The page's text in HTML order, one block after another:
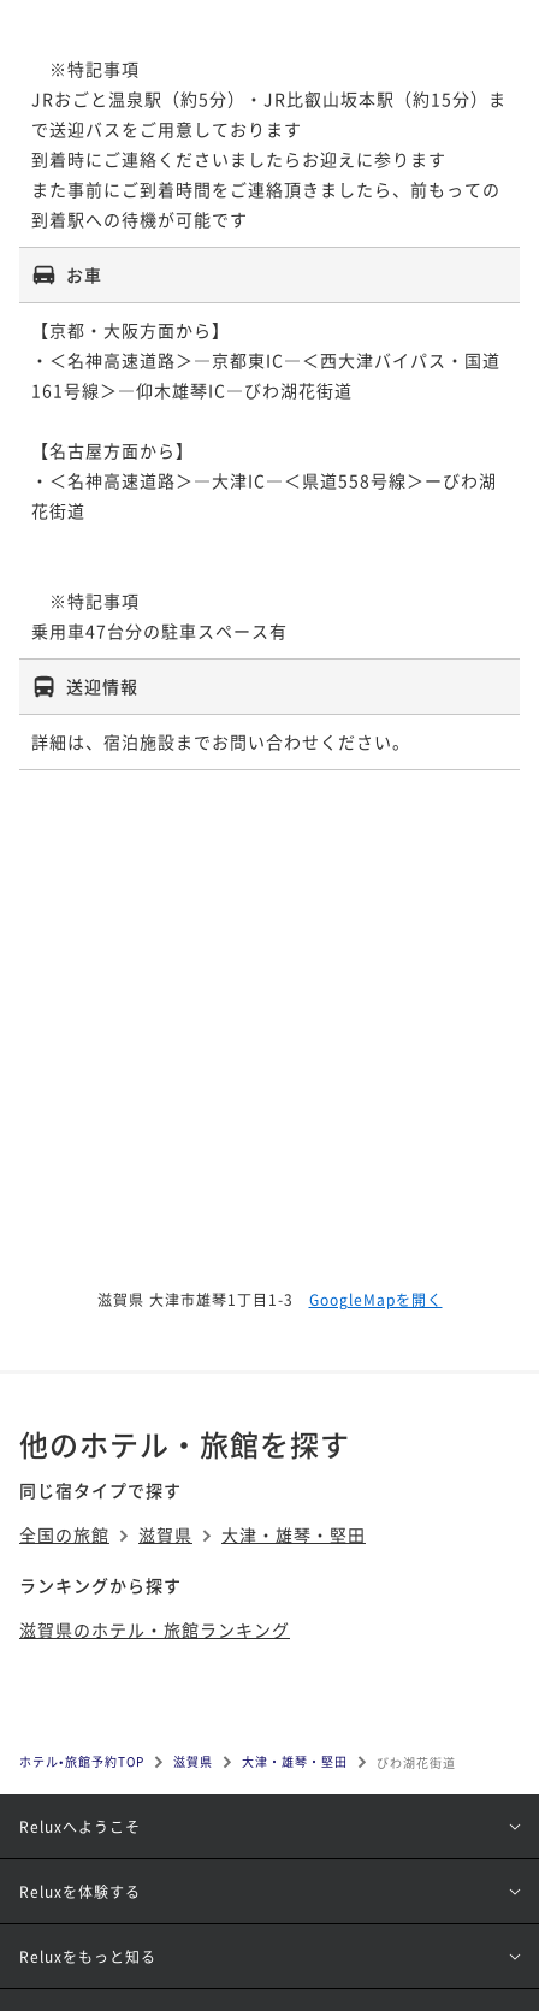
※特記事項
JRおごと温泉駅（約5分）・JR比叡山坂本駅（約15分）ま
で送迎バスをご用意しております
到着時にご連絡くださいましたらお迎えに参ります
また事前にご到着時間をご連絡頂きましたら、前もっての
到着駅への待機が可能です
お車
【京都・大阪方面から】
・＜名神高速道路＞―京都東IC―＜西大津バイパス・国道
161号線＞―仰木雄琴IC―びわ湖花街道
【名古屋方面から】
・＜名神高速道路＞―大津IC―＜県道558号線＞ーびわ湖
花街道
※特記事項
乗用車47台分の駐車スペース有
送迎情報
詳細は、宿泊施設までお問い合わせください。
滋賀県 大津市雄琴1丁目1-3 GoogleMapを開く
他のホテル・旅館を探す
同じ宿タイプで探す
全国の旅館
滋賀県 大津・雄琴・堅田
ランキングから探す
滋賀県のホテル・旅館ランキング
ホテル•旅館予約TOP 滋賀県 大津・雄琴・堅田 びわ湖花街道
Reluxへようこそ
Reluxを体験する
Reluxをもっと知る